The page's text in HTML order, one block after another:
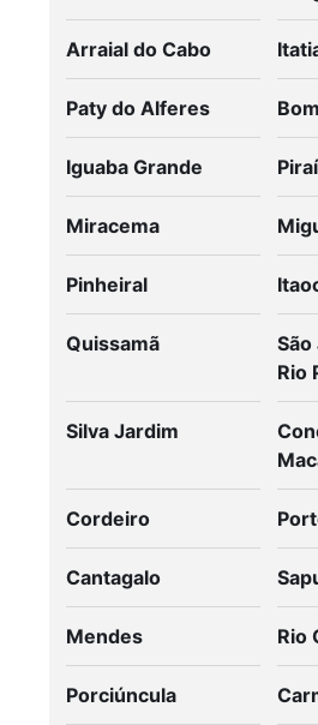
Arraial do Cabo
Paty do Alferes
Iguaba Grande Piraí
Miracema
Pinheiral
Quissamã
Rio
Silva Jardim
Cordeiro
Cantagalo
Mendes Rio
Porciúncula